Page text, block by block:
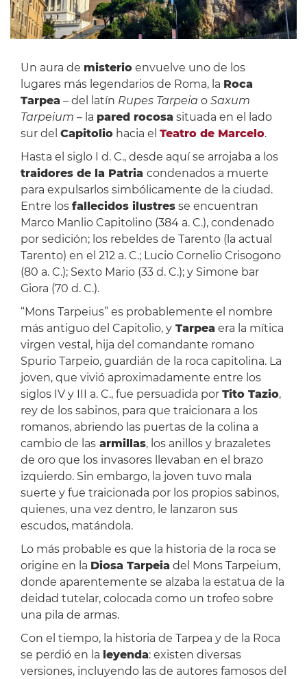
Un aura de misterioenvuelve uno de los
lugares más legendarios de Roma, la Roca
Tarpea – del latín Rupes Tarpeia o Saxum
Tarpeium – la pared rocosa situada en el lado
sur del Capitoliohacia el Teatro de Marcelo.
Hasta el siglo I d. C., desde aquí se arrojaba a los
traidores de la Patria condenados a muerte
para expulsarlos simbólicamente de la ciudad.
Entre los fallecidos ilustresse encuentran
Marco Manlio Capitolino (384 a. C.), condenado
por sedición; los rebeldes de Tarento (la actual
Tarento) en el 212 a. C.; Lucio Cornelio Crisogono
(80 a. C.); Sexto Mario (33 d. C.); y Simone bar
Giora (70 d. C.).
“Mons Tarpeius” es probablemente el nombre
más antiguo del Capitolio, yTarpea era la mítica
virgen vestal, hija del comandante romano
Spurio Tarpeio, guardián de la roca capitolina. La
joven, que vivió aproximadamente entre los
siglos IV y III a. C., fue persuadida por Tito Tazio,
rey de los sabinos, para que traicionara a los
romanos, abriendo las puertas de la colina a
cambio de lasarmillas, los anillos y brazaletes
de oro que los invasores llevaban en el brazo
izquierdo. Sin embargo, la joven tuvo mala
suerte y fue traicionada por los propios sabinos,
quienes, una vez dentro, le lanzaron sus
escudos, matándola.
Lo más probable es que la historia de la roca se
origine en la Diosa Tarpeia del Mons Tarpeium,
donde aparentemente se alzaba la estatua de la
deidad tutelar, colocada como un trofeo sobre
una pila de armas.
Con el tiempo, la historia de Tarpea y de la Roca
se perdió en la leyenda: existen diversas
versiones, incluyendo las de autores famosos del